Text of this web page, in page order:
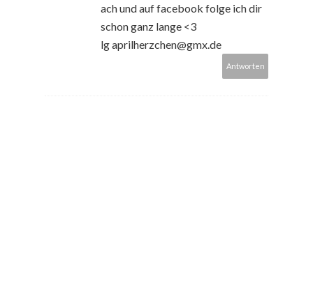
ach und auf facebook folge ich dir
schon ganz lange <3
lg aprilherzchen@gmx.de
Antworten